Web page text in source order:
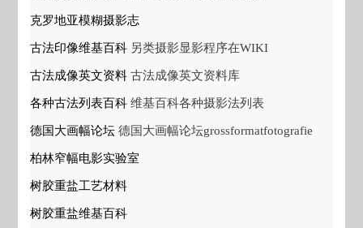
克罗地亚模糊摄影志
古法印像维基百科 另类摄影显影程序在WIKI
古法成像英文资料 古法成像英文资料库
各种古法列表百科 维基百科各种摄影法列表
德国大画幅论坛 德国大画幅论坛grossformatfotografie
柏林窄幅电影实验室
树胶重盐工艺材料
树胶重盐维基百科